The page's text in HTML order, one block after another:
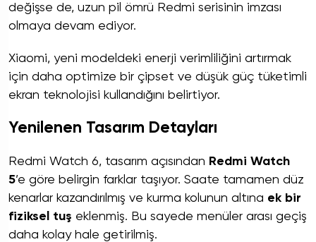
değişse de, uzun pil ömrü Redmi serisinin imzası
olmaya devam ediyor.
Xiaomi, yeni modeldeki enerji verimliliğini artırmak
için daha optimize bir çipset ve düşük güç tüketimli
ekran teknolojisi kullandığını belirtiyor.
Yenilenen Tasarım Detayları
Redmi Watch 6, tasarım açısından Redmi Watch
5’e göre belirgin farklar taşıyor. Saate tamamen düz
kenarlar kazandırılmış ve kurma kolunun altına ek bir
fiziksel tuş eklenmiş. Bu sayede menüler arası geçiş
daha kolay hale getirilmiş.